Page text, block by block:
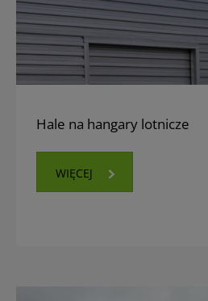
Hale na hangary lotnicze
WIĘCEJ